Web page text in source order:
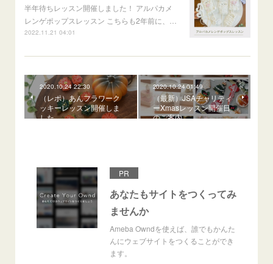
半年待ちレッスン開催しました！ アルパカメ
レンゲポップスレッスン こちらも2年前に、…
2022.11.21 04:01
2020.10.24 22:30
（レポ）あんフラワーク
ッキーレッスン開催しま
した
2020.10.24 01:49
（最新）JSAチャリティ
ーXmasレッスン開催日
のご案内
PR
あなたもサイトをつくってみ
ませんか
Ameba Owndを使えば、誰でもかんた
んにウェブサイトをつくることができ
ます。